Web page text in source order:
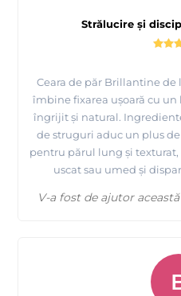
Strălucire și
Ceara de păr Brillantine de
îmbine fixarea ușoară cu
îngrijit și natural.
de struguri aduc un plus
pentru părul lung și texturat,
uscat sau umed și
V-a fost de ajutor